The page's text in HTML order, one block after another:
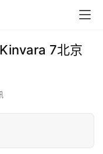
7北京